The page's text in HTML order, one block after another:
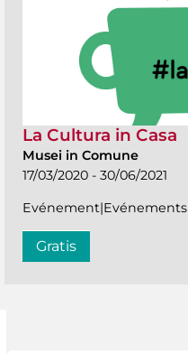
La Cultura in Casa
Musei in Comune
17/03/2020 - 30/06/2021
Evénement|Evénements
Gratis